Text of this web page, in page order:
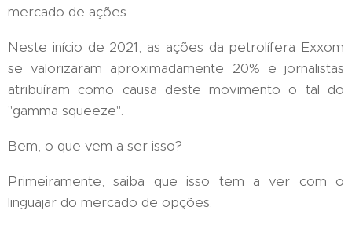
mercado de ações.
Neste início de 2021, as ações da petrolífera Exxom
se valorizaram aproximadamente 20% e jornalistas
atribuíram como causa deste movimento o tal do
"gamma squeeze".
Bem, o que vem a ser isso?
Primeiramente, saiba que isso tem a ver com o
linguajar do mercado de opções.